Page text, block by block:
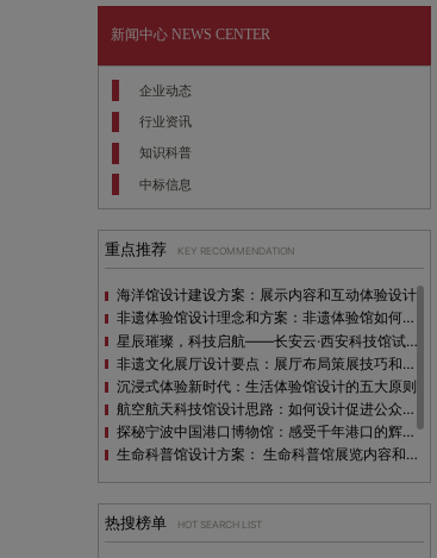
新闻中心NEWS CENTER
企业动态
行业资讯
知识科普
中标信息
重点推荐 KEY RECOMMENDATION
海洋馆设计建设方案：展示内容和互动体验设计
非遗体验馆设计理念和方案：非遗体验馆如何本土化设计？
星辰璀璨，科技启航——长安云·西安科技馆试营业，邀您共赴未来之旅！
非遗文化展厅设计要点：展厅布局策展技巧和创新元素
沉浸式体验新时代：生活体验馆设计的五大原则
航空航天科技馆设计思路：如何设计促进公众的兴趣
探秘宁波中国港口博物馆：感受千年港口的辉煌与变迁
生命科普馆设计方案： ​生命科普馆展览内容和互动方式
全息体验馆设计：打造身临其境的奇妙世界
热搜榜单 HOT SEARCH LIST